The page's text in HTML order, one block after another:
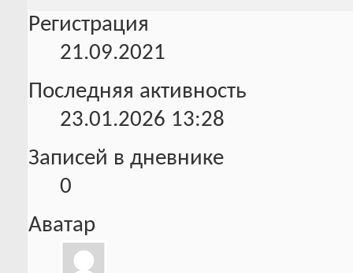
Регистрация
21.09.2021
Последняя активность
23.01.2026 13:28
Записей в дневнике
0
Аватар